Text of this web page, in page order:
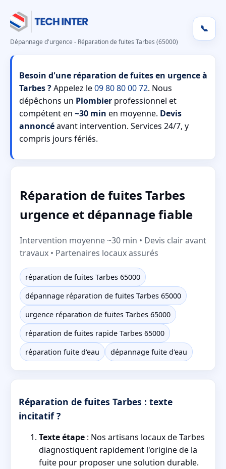
Dépannage d'urgence - Réparation de fuites Tarbes (65000)
📞
Besoin d'une réparation de fuites en urgence à
Tarbes ?Appelez le09 80 80 00 72. Nous
dépêchons un Plombier professionnel et
compétent en ~30 min en moyenne. Devis
annoncéavant intervention. Services 24/7, y
compris jours fériés.
Réparation de fuites Tarbes
urgence et dépannage fiable
Intervention moyenne ~30 min • Devis clair avant
travaux • Partenaires locaux assurés
réparation de fuites Tarbes 65000
dépannage réparation de fuites Tarbes 65000
urgence réparation de fuites Tarbes 65000
réparation de fuites rapide Tarbes 65000
réparation fuite d'eau
dépannage fuite d'eau
Réparation de fuites Tarbes : texte
incitatif ?
Texte étape : Nos artisans locaux de Tarbes
diagnostiquent rapidement l'origine de la
fuite pour proposer une solution durable.